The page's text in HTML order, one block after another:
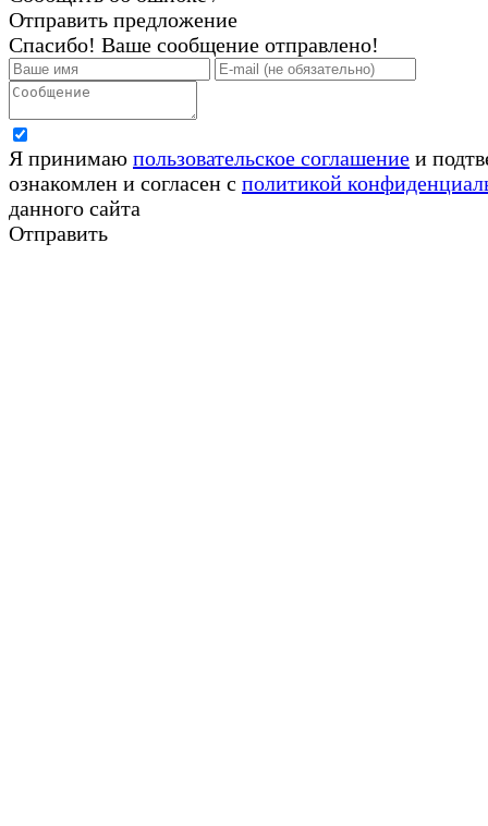
Отправить предложение
Спасибо! Ваше сообщение отправлено!
Я принимаю пользовательское соглашение и
ознакомлен и согласен с политикой
данного сайта
Отправить